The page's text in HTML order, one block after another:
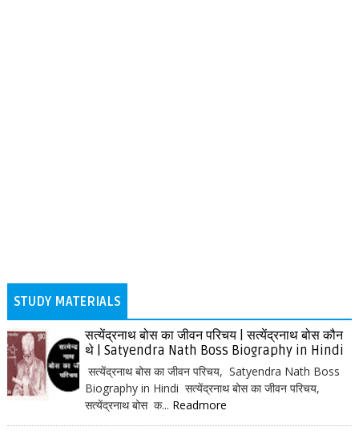
STUDY MATERIALS
सत्येंद्रनाथ बोस का जीवन परिचय | सत्येंद्रनाथ बोस कौन
थे | Satyendra Nath Boss Biography in Hindi
सत्येंद्रनाथ बोस का जीवन परिचय, Satyendra Nath Boss
Biography in Hindi सत्येंद्रनाथ बोस का जीवन परिचय,
सत्येंद्रनाथ बोस क... Readmore